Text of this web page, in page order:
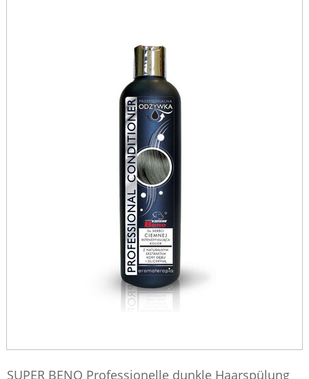
SUPER BENO Professionelle dunkle Haarspülung